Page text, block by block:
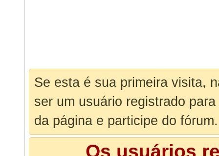
Se esta é sua primeira visita,
ser um usuário registrado
da página e participe do fórum.
Os usuários